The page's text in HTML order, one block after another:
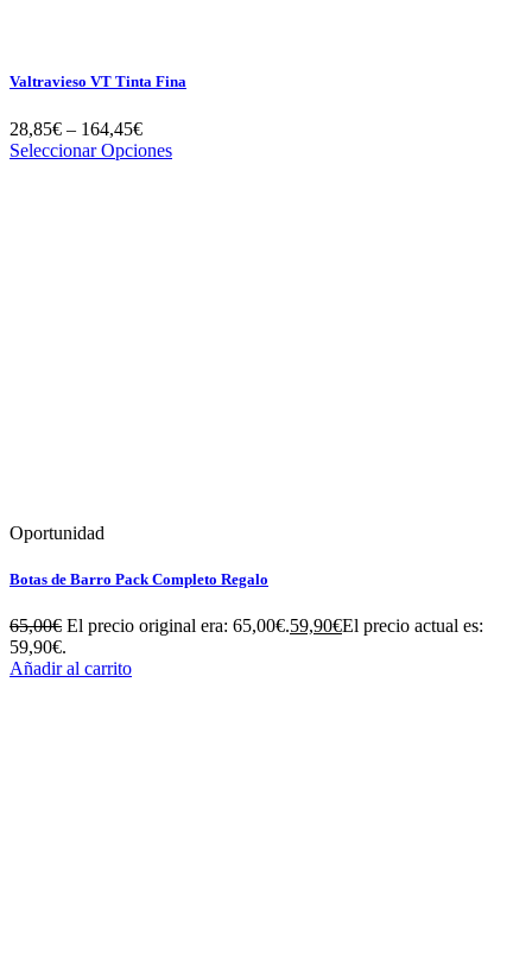
Valtravieso VT Tinta Fina
28,85€ – 164,45€
Seleccionar Opciones
Oportunidad
Botas de Barro Pack Completo Regalo
65,00€ El precio original era: 65,00€.59,90€El precio actual es:
59,90€.
Añadir al carrito